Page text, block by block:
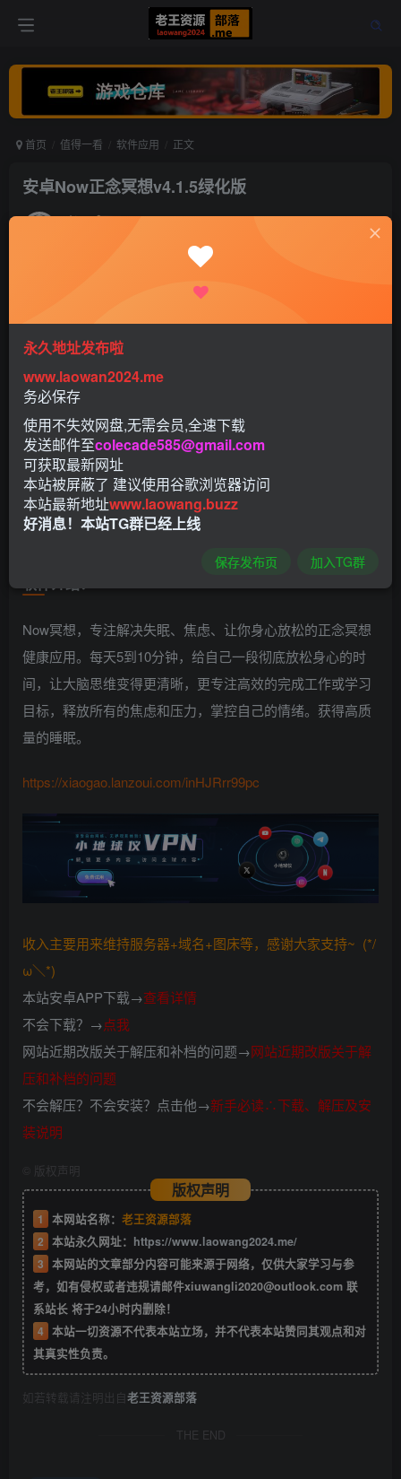
首页 值得一看 软件应用 正文
安卓Now正念冥想v4.1.5绿化版
老王 打赏
软件介绍：
Now冥想，专注解决失眠、焦虑、让你身心放松的正念冥想
健康应用。每天5到10分钟，给自己一段彻底放松身心的时
间，让大脑思维变得更清晰，更专注高效的完成工作或学习
目标，释放所有的焦虑和压力，掌控自己的情绪。获得高质
量的睡眠。
https://xiaogao.lanzoui.com/inHJRrr99pc
收入主要用来维持服务器+域名+图床等，感谢大家支持~ (*/
ω＼*)
本站安卓APP下载→查看详情
不会下载？→点我
网站近期改版关于解压和补档的问题→网站近期改版关于解
压和补档的问题
不会解压？不会安装？点击他→新手必读∴下载、解压及安
装说明
版权声明
版权声明
1 本网站名称： 老王资源部落
2 本站永久网址： https://www.laowang2024.me/
3 本网站的文章部分内容可能来源于网络，仅供大家学习与参
考，如有侵权或者违规请邮件xiuwangli2020@outlook.com 联
系站长 将于24小时内删除！
4 本站一切资源不代表本站立场，并不代表本站赞同其观点和对
其真实性负责。
如若转载请注明出自老王资源部落
THE END
永久地址发布啦
www.laowan2024.me
务必保存
使用不失效网盘,无需会员,全速下载
发送邮件至colecade585@gmail.com
可获取最新网址
本站被屏蔽了 建议使用谷歌浏览器访问
本站最新地址www.laowang.buzz
好消息！本站TG群已经上线
保存发布页 加入TG群